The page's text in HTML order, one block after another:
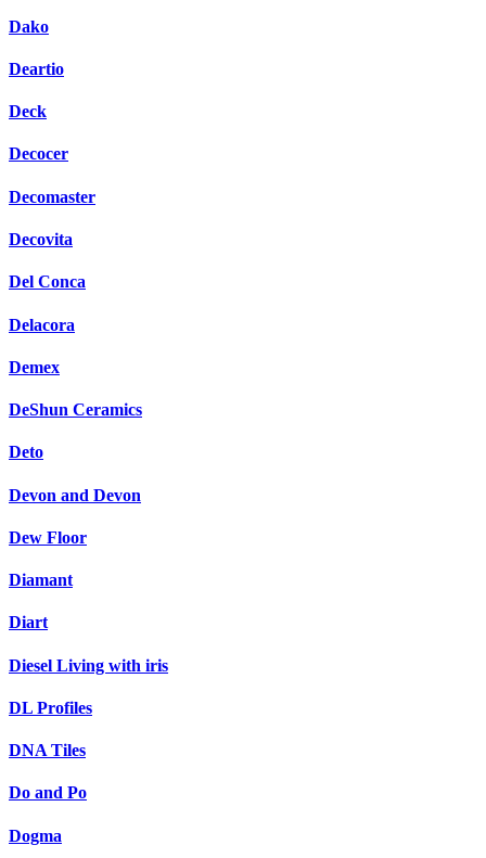
Dako
Deartio
Deck
Decocer
Decomaster
Decovita
Del Conca
Delacora
Demex
DeShun Ceramics
Deto
Devon and Devon
Dew Floor
Diamant
Diart
Diesel Living with iris
DL Profiles
DNA Tiles
Do and Po
Dogma